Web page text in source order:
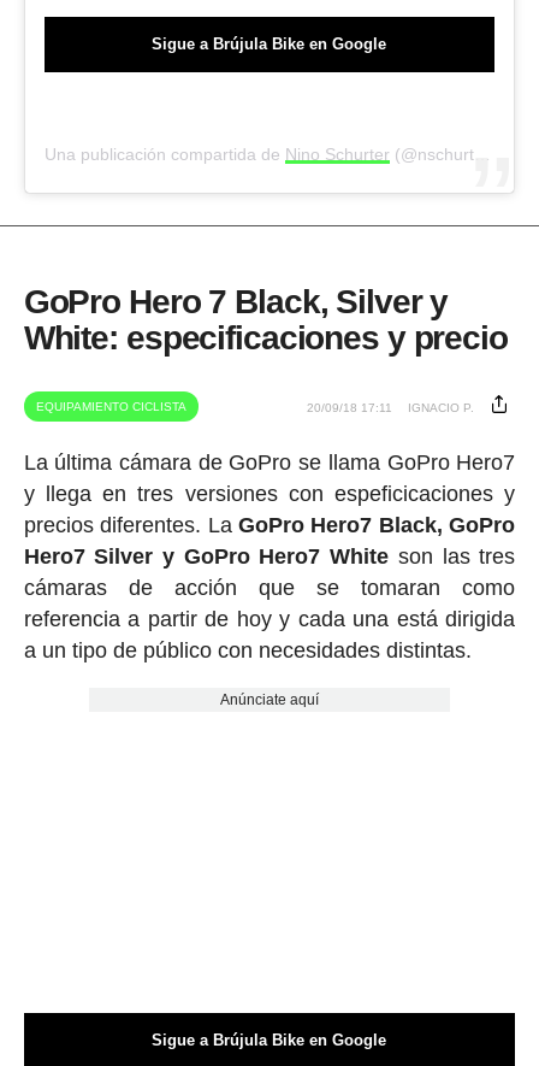
Sigue a Brújula Bike en Google
Una publicación compartida de Nino Schurter (@nschurter) el
GoPro Hero 7 Black, Silver y
White: especificaciones y precio
EQUIPAMIENTO CICLISTA 20/09/18 17:11 IGNACIO P.
La última cámara de GoPro se llama GoPro Hero7
y llega en tres versiones con espeficicaciones y
precios diferentes. La GoPro Hero7 Black, GoPro
Hero7 Silver y GoPro Hero7 White son las tres
cámaras de acción que se tomaran como
referencia a partir de hoy y cada una está dirigida
a un tipo de público con necesidades distintas.
Anúnciate aquí
Sigue a Brújula Bike en Google